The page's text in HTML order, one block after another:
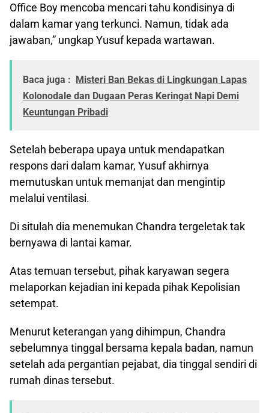
Office Boy mencoba mencari tahu kondisinya di
dalam kamar yang terkunci. Namun, tidak ada
jawaban,” ungkap Yusuf kepada wartawan.
Baca juga : Misteri Ban Bekas di Lingkungan Lapas
Kolonodale dan Dugaan Peras Keringat Napi Demi
Keuntungan Pribadi
Setelah beberapa upaya untuk mendapatkan
respons dari dalam kamar, Yusuf akhirnya
memutuskan untuk memanjat dan mengintip
melalui ventilasi.
Di situlah dia menemukan Chandra tergeletak tak
bernyawa di lantai kamar.
Atas temuan tersebut, pihak karyawan segera
melaporkan kejadian ini kepada pihak Kepolisian
setempat.
Menurut keterangan yang dihimpun, Chandra
sebelumnya tinggal bersama kepala badan, namun
setelah ada pergantian pejabat, dia tinggal sendiri di
rumah dinas tersebut.